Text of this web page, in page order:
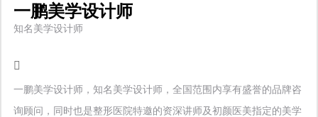
一鹏美学设计师
知名美学设计师
一鹏美学设计师，知名美学设计师，全国范围内享有盛誉的品牌咨
询顾问，同时也是整形医院特邀的资深讲师及初颜医美指定的美学